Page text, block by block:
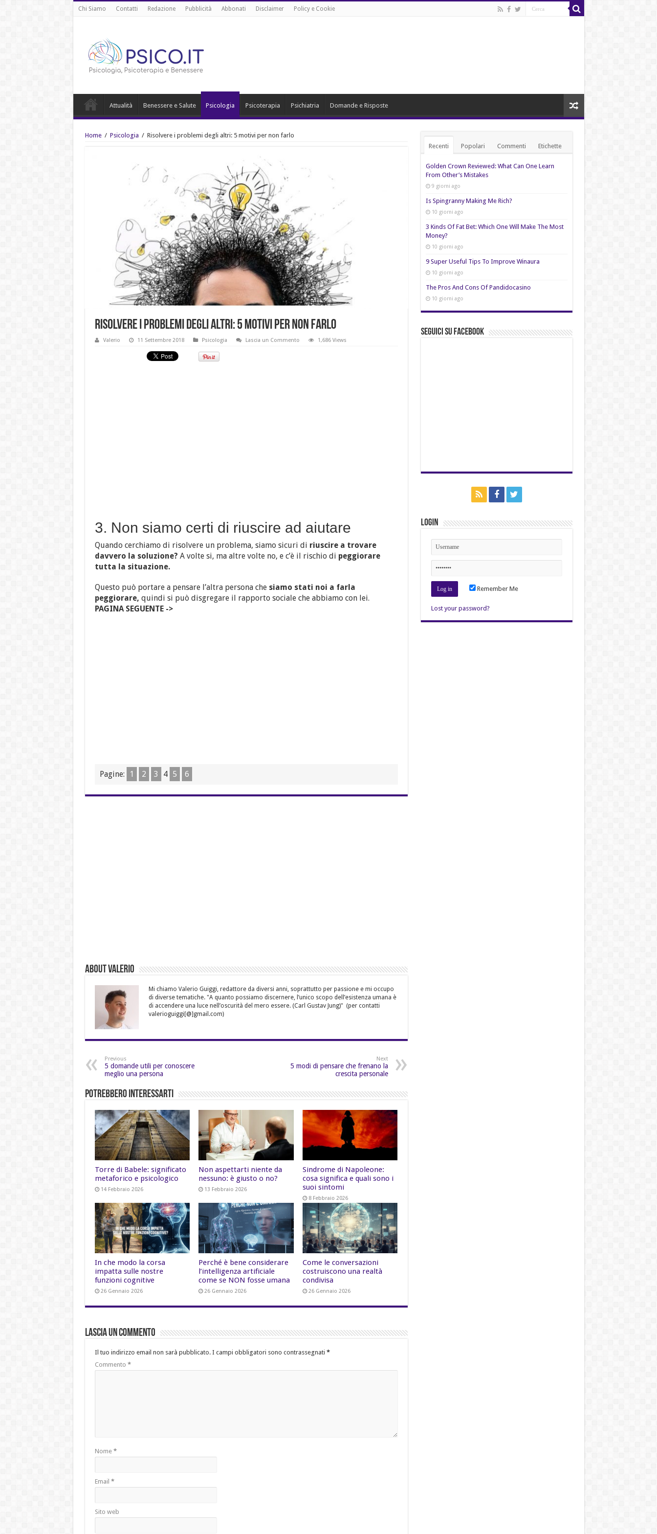
Chi Siamo Contatti Redazione Pubblicità Abbonati Disclaimer Policy e Cookie
Attualità Benessere e Salute Psicologia Psicoterapia Psichiatria Domande e Risposte
Home / Psicologia / Risolvere i problemi degli altri: 5 motivi per non farlo
Risolvere i problemi degli altri: 5 motivi per non farlo
Valerio 11 Settembre 2018 Psicologia Lascia un Commento 1,686 Views
3. Non siamo certi di riuscire ad aiutare
Quando cerchiamo di risolvere un problema, siamo sicuri di riuscire a trovare
davvero la soluzione? A volte si, ma altre volte no, e c’è il rischio di peggiorare
tutta la situazione.
Questo può portare a pensare l’altra persona che siamo stati noi a farla
peggiorare, quindi si può disgregare il rapporto sociale che abbiamo con lei.
PAGINA SEGUENTE ->
Pagine: 1 2 3 4 5 6
About Valerio
Mi chiamo Valerio Guiggi, redattore da diversi anni, soprattutto per passione e mi occupo
di diverse tematiche. "A quanto possiamo discernere, l’unico scopo dell’esistenza umana è
di accendere una luce nell’oscurità del mero essere. (Carl Gustav Jung)" (per contatti
valerioguiggi[@]gmail.com)
Previous
5 domande utili per conoscere
meglio una persona
Next
5 modi di pensare che frenano la
crescita personale
Potrebbero Interessarti
Torre di Babele: significato
metaforico e psicologico
14 Febbraio 2026
Non aspettarti niente da
nessuno: è giusto o no?
13 Febbraio 2026
Sindrome di Napoleone:
cosa significa e quali sono i
suoi sintomi
8 Febbraio 2026
In che modo la corsa
impatta sulle nostre
funzioni cognitive
26 Gennaio 2026
Perché è bene considerare
l’intelligenza artificiale
come se NON fosse umana
26 Gennaio 2026
Come le conversazioni
costruiscono una realtà
condivisa
26 Gennaio 2026
Lascia un commento
Il tuo indirizzo email non sarà pubblicato. I campi obbligatori sono contrassegnati *
Commento *
Nome *
Email *
Sito web
Recenti Popolari Commenti Etichette
Golden Crown Reviewed: What Can One Learn
From Other’s Mistakes
9 giorni ago
Is Spingranny Making Me Rich?
10 giorni ago
3 Kinds Of Fat Bet: Which One Will Make The Most
Money?
10 giorni ago
9 Super Useful Tips To Improve Winaura
10 giorni ago
The Pros And Cons Of Pandidocasino
10 giorni ago
Seguici su Facebook
Login
Remember Me
Lost your password?